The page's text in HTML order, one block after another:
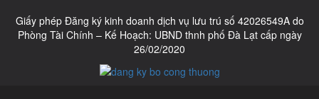
Giấy phép Đăng ký kinh doanh dịch vụ lưu trú số 42026549A do
Phòng Tài Chính – Kế Hoạch: UBND thnh phố Đà Lạt cấp ngày
26/02/2020